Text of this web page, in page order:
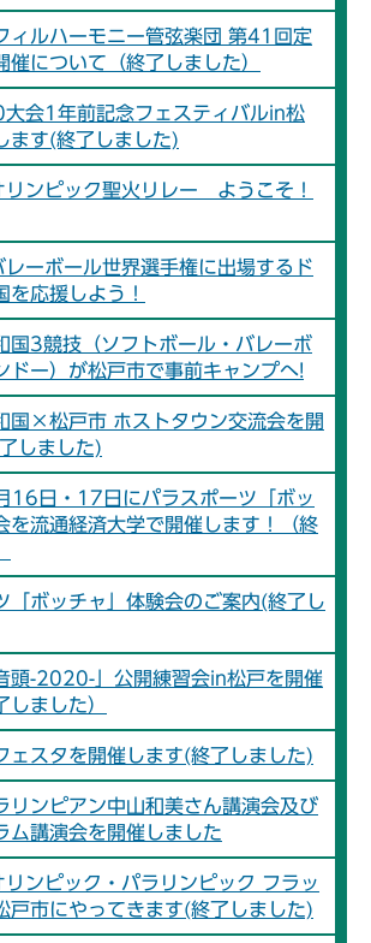
ィルハーモニー管弦楽団 第41回定
催について（終了しました）
大会1年前記念フェスティバルin松
ます(終了しました)
ンピック聖火リレー ようこそ！
ーボール世界選手権に出場するド
を応援しよう！
国3競技（ソフトボール・バレーボ
ドー）が松戸市で事前キャンプへ!
国×松戸市 ホストタウン交流会を開
しました)
16日・17日にパラスポーツ「ボッ
を流通経済大学で開催します！（終
「ボッチャ」体験会のご案内(終了し
頭-2020-」公開練習会in松戸を開催
しました）
ェスタを開催します(終了しました)
リンピアン中山和美さん講演会及び
ム講演会を開催しました
ンピック・パラリンピック フラッ
戸市にやってきます(終了しました)